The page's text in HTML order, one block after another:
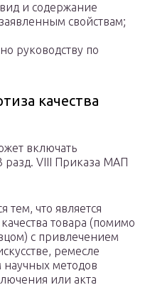
и содержание
свойствам;
руководству по
качества
включать
разд. VIII Приказа МАП
тем, что является
товара (помимо
с привлечением
ремесле
методов
или акта